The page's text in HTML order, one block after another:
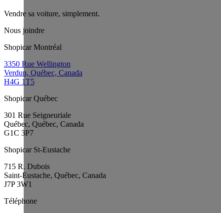
Vendre sa voiture, simplement.
Nous joindre
Shopicar Montréal
3350 Rue Wellington
Verdun, Québec, Canada
H4G 1T5
Shopicar Québec
301 Rue Seigneuriale
Québec, Québec, Canada
G1C 3P7
Shopicar St-Eustache
715 R. Dubois
Saint-Eustache, Québec, Canada
J7P 3W1
Téléphone